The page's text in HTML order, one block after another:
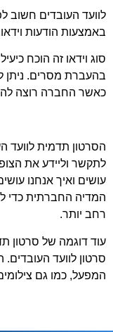
לוועד העובדים חשוב
באמצעות הודעות
סוג וידאו זה הוכח
בהעברת מסרים. ניתן
כאשר החברה רוצה
הסרטון תדמית לוועד
לתקשר וליידע את
עושים ואיך אנחנו
המדיה החברתית כדי
רחב יותר.
סרטון לוועד העובדים.
המפעל, כמו גם